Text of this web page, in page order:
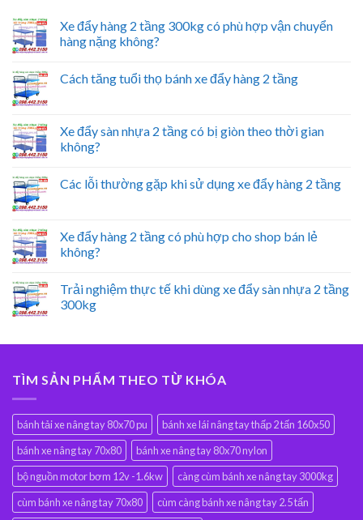
Xe đẩy hàng 2 tầng 300kg có phù hợp vận chuyển
hàng nặng không?
Cách tăng tuổi thọ bánh xe đẩy hàng 2 tầng
Xe đẩy sàn nhựa 2 tầng có bị giòn theo thời gian
không?
Các lỗi thường gặp khi sử dụng xe đẩy hàng 2 tầng
Xe đẩy hàng 2 tầng có phù hợp cho shop bán lẻ
không?
Trải nghiệm thực tế khi dùng xe đẩy sàn nhựa 2 tầng
300kg
TÌM SẢN PHẨM THEO TỪ KHÓA
bánh tải xe nâng tay 80x70 pu
bánh xe lái nâng tay thấp 2 tấn 160x50
bánh xe nâng tay 70x80
bánh xe nâng tay 80x70 nylon
bộ nguồn motor bơm 12v -1.6kw
càng cùm bánh xe nâng tay 3000kg
cùm bánh xe nâng tay 70x80
cùm càng bánh xe nâng tay 2.5 tấn